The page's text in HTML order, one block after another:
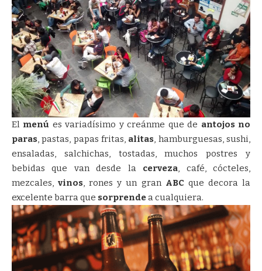
El menú es variadísimo y creánme que de antojos no
paras, pastas, papas fritas, alitas, hamburguesas, sushi,
ensaladas, salchichas, tostadas, muchos postres y
bebidas que van desde lacerveza, café, cócteles,
mezcales,vinos, rones y un gran ABC que decora la
excelente barra que sorprendea cualquiera.